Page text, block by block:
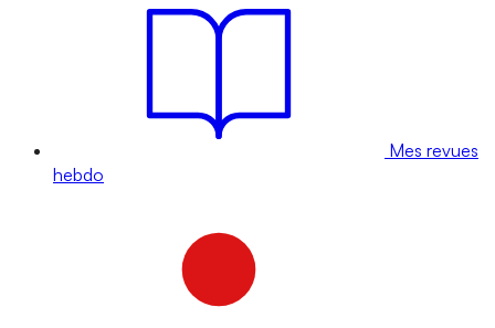
Mes revues
hebdo